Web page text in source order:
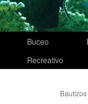
Buceo
Recreativo